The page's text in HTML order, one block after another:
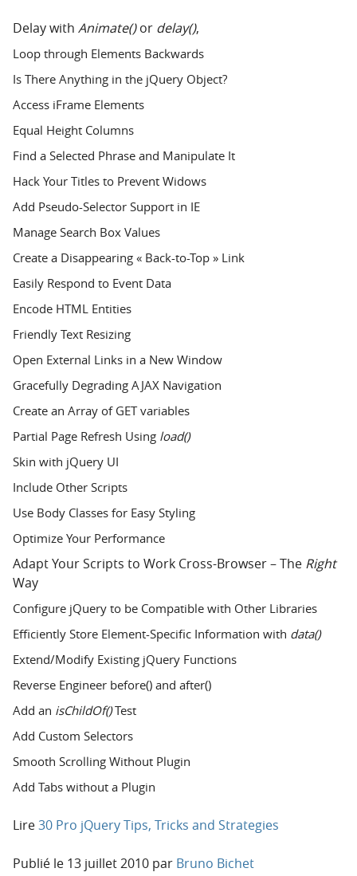
e
Delay with Animate()or delay(),
Loop through Elements Backwards
Is There Anything in the jQuery Object?
Access iFrame Elements
Equal Height Columns
Find a Selected Phrase and Manipulate It
Hack Your Titles to Prevent Widows
Add Pseudo-Selector Support in IE
Manage Search Box Values
Create a Disappearing « Back-to-Top » Link
Easily Respond to Event Data
Encode HTML Entities
Friendly Text Resizing
Open External Links in a New Window
Gracefully Degrading AJAX Navigation
Create an Array of GET variables
Partial Page Refresh Using load()
Skin with jQuery UI
Include Other Scripts
Use Body Classes for Easy Styling
Optimize Your Performance
Adapt Your Scripts to Work Cross-Browser – The Right
Way
Configure jQuery to be Compatible with Other Libraries
Efficiently Store Element-Specific Information with data()
Extend/Modify Existing jQuery Functions
Reverse Engineer before() and after()
Add an isChildOf()Test
Add Custom Selectors
Smooth Scrolling Without Plugin
Add Tabs without a Plugin
Lire30 Pro jQuery Tips, Tricks and Strategies
Publié le 13 juillet 2010 par Bruno Bichet